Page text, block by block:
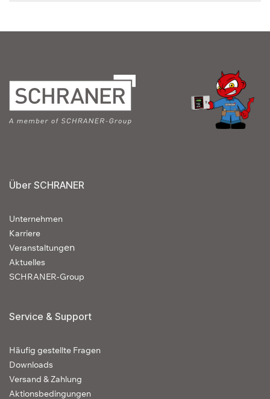
Über SCHRANER
Unternehmen
Karriere
Veranstaltungen
Aktuelles
SCHRANER-Group
Service & Support
Häufig gestellte Fragen
Downloads
Versand & Zahlung
Aktionsbedingungen